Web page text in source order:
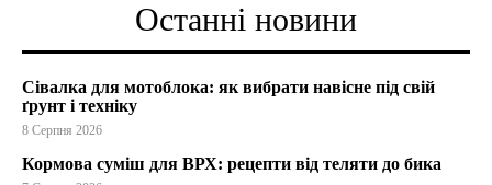
Останні новини
Сівалка для мотоблока: як вибрати навісне під свій
ґрунт і техніку
8 Серпня 2026
Кормова суміш для ВРХ: рецепти від теляти до бика